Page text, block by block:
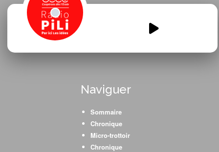
About-environment-and-
Naviguer
Sommaire
Chronique
Micro-trottoir
Chronique